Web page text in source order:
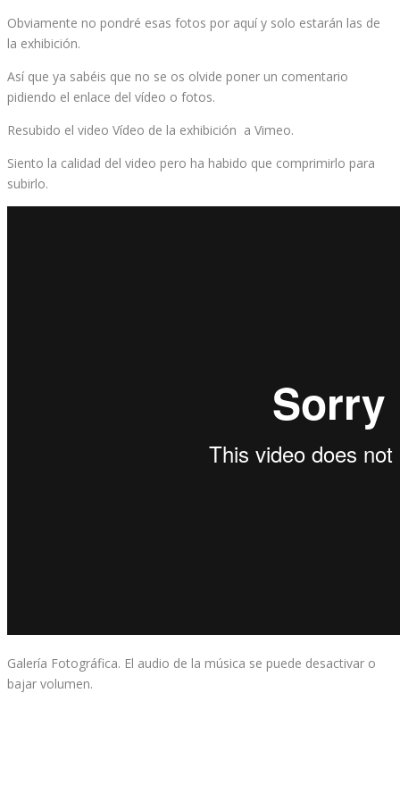
Obviamente no pondré esas fotos por aquí y solo estarán las de
la exhibición.
Así que ya sabéis que no se os olvide poner un comentario
pidiendo el enlace del vídeo o fotos.
Resubido el video Vídeo de la exhibición a Vimeo.
Siento la calidad del video pero ha habido que comprimirlo para
subirlo.
Galería Fotográfica. El audio de la música se puede desactivar o
bajar volumen.